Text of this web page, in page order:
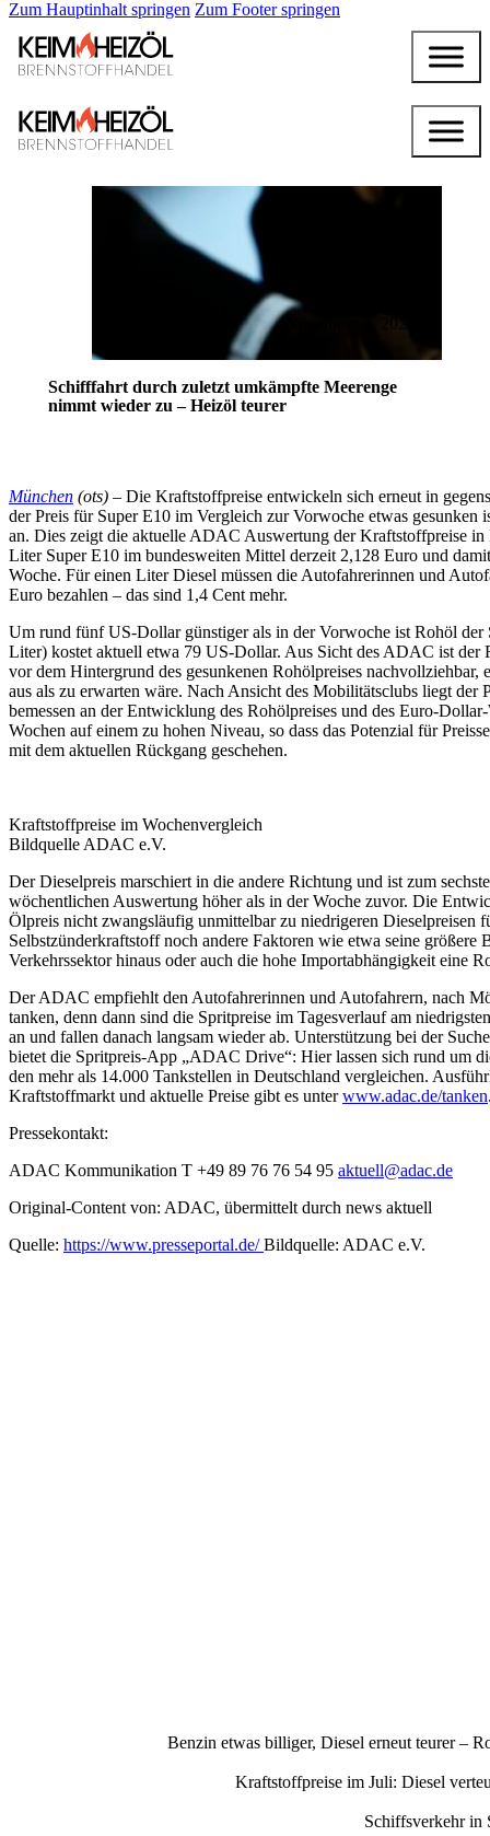
Zum Hauptinhalt springen Zum Footer springen
Schifffahrt durch zuletzt umkämpfte Meerenge
nimmt wieder zu – Heizöl teurer
November 3, 2023
München (ots) – Die Kraftstoffpreise entwickeln sich erneut in
der Preis für Super E10 im Vergleich zur Vorwoche etwas gesunken
an. Dies zeigt die aktuelle ADAC Auswertung der Kraftstoffpreise in
Liter Super E10 im bundesweiten Mittel derzeit 2,128 Euro und
Woche. Für einen Liter Diesel müssen die Autofahrerinnen und
Euro bezahlen – das sind 1,4 Cent mehr.
Um rund fünf US-Dollar günstiger als in der Vorwoche ist Rohöl
Liter) kostet aktuell etwa 79 US-Dollar. Aus Sicht des ADAC ist der
vor dem Hintergrund des gesunkenen Rohölpreises nachvollziehbar,
aus als zu erwarten wäre. Nach Ansicht des Mobilitätsclubs liegt der
bemessen an der Entwicklung des Rohölpreises und des Euro-
Wochen auf einem zu hohen Niveau, so dass das Potenzial für
mit dem aktuellen Rückgang geschehen.
Kraftstoffpreise im Wochenvergleich
Bildquelle ADAC e.V.
Der Dieselpreis marschiert in die andere Richtung und ist zum
wöchentlichen Auswertung höher als in der Woche zuvor. Die
Ölpreis nicht zwangsläufig unmittelbar zu niedrigeren Dieselpreisen
Selbstzünderkraftstoff noch andere Faktoren wie etwa seine größere
Verkehrssektor hinaus oder auch die hohe Importabhängigkeit eine
Der ADAC empfiehlt den Autofahrerinnen und Autofahrern, nach
tanken, denn dann sind die Spritpreise im Tagesverlauf am
an und fallen danach langsam wieder ab. Unterstützung bei der
bietet die Spritpreis-App „ADAC Drive“: Hier lassen sich rund um
den mehr als 14.000 Tankstellen in Deutschland vergleichen.
Kraftstoffmarkt und aktuelle Preise gibt es unterwww.adac.de/tanken
Pressekontakt:
ADAC Kommunikation T +49 89 76 76 54 95 aktuell@adac.de
Original-Content von: ADAC, übermittelt durch news aktuell
Quelle: https://www.presseportal.de/Bildquelle: ADAC e.V.
Benzin etwas billiger, Diesel erneut teurer –
Kraftstoffpreise im Juli: Diesel
Schiffsverkehr in